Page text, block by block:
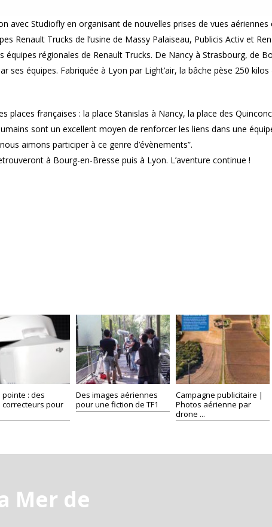
avec Studiofly en organisant de nouvelles prises de vues aériennes
Renault Trucks de l’usine de Massy Palaiseau, Publicis Activ et
régionales de Renault Trucks. De Nancy à Strasbourg, de
ses équipes. Fabriquée à Lyon par Light’air, la bâche pèse 250
places françaises : la place Stanislas à Nancy, la place des
sont un excellent moyen de renforcer les liens dans une
aimons participer à ce genre d’évènements”.
à Bourg-en-Bresse puis à Lyon. L’aventure continue !
pointe : des
correcteurs pour
Des images aériennes
pour une fiction de TF1
Campagne publicitaire |
Photos aérienne par
drone ...
Mer de